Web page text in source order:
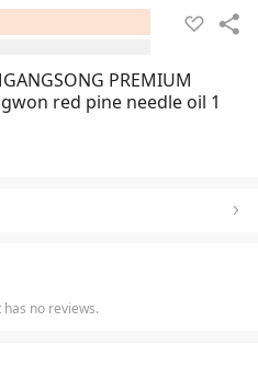
PREMIUM
red pine needle oil 1
no reviews.